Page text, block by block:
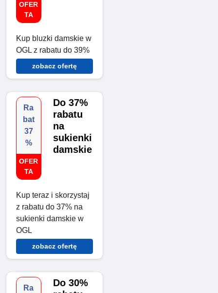
OFER
TA
Kup bluzki damskie w
OGL z rabatu do 39%
zobacz ofertę
Ra
bat
37
%
OFER
TA
Do 37%
rabatu
na
sukienki
damskie
Kup teraz i skorzystaj
z rabatu do 37% na
sukienki damskie w
OGL
zobacz ofertę
Ra
Do 30%